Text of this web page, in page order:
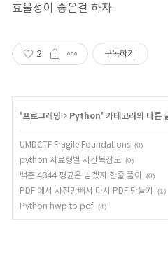
효율성이 좋은걸 하자
2 구독하기
'프로그래밍 > Python' 카테고리의 다른
UMDCTF Fragile Foundations (0)
python 자료형별 시간복잡도 (0)
백준 4344 평균은 넘겠지 한줄 풀이 (0)
PDF 에서 사진만빼서 다시 PDF 만들기 (1)
Python hwp to pdf (4)